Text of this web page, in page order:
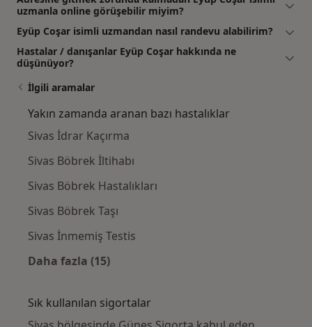
uzmanla online görüşebilir miyim?
Eyüp Coşar isimli uzmandan nasıl randevu alabilirim?
Hastalar / danışanlar Eyüp Coşar hakkında ne
düşünüyor?
İlgili aramalar
Yakın zamanda aranan bazı hastalıklar
Sivas İdrar Kaçırma
Sivas Böbrek İltihabı
Sivas Böbrek Hastalıkları
Sivas Böbrek Taşı
Sivas İnmemiş Testis
Daha fazla (15)
Sık kullanılan sigortalar